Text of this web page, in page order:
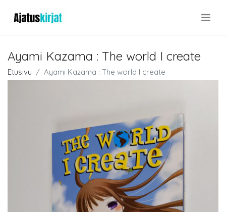
Ayami Kazama : The world I create
Etusivu Ayami Kazama : The world I create